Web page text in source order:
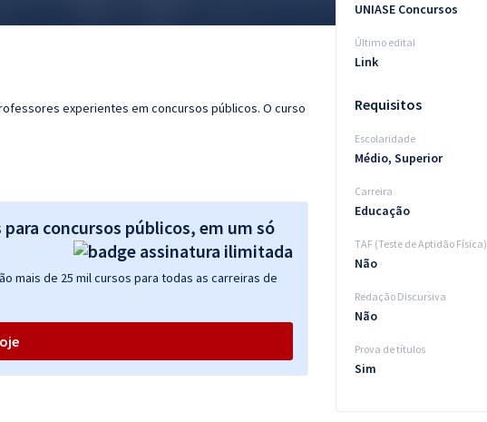
experientes em concursos públicos. O curso
concursos públicos, em um só
mais de 25 mil cursos para todas as carreiras de
UNIASE Concursos
Último edital
Link
Requisitos
Escolaridade
Médio, Superior
Carreira
Educação
TAF (Teste de Aptidão Física)
Não
Redação Discursiva
Não
Prova de títulos
Sim